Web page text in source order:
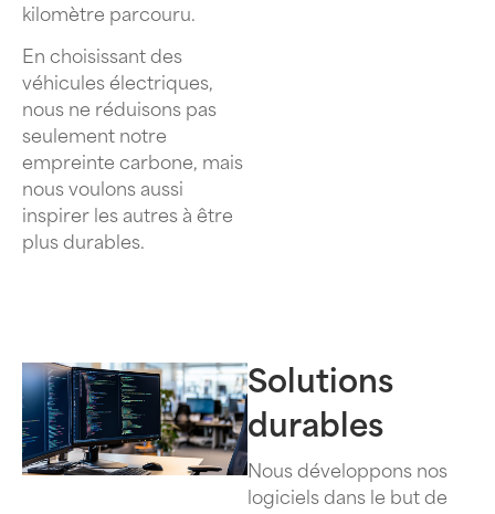
kilomètre parcouru.
En choisissant des
véhicules électriques,
nous ne réduisons pas
seulement notre
empreinte carbone, mais
nous voulons aussi
inspirer les autres à être
plus durables.
Solutions
durables
Nous développons nos
logiciels dans le but de